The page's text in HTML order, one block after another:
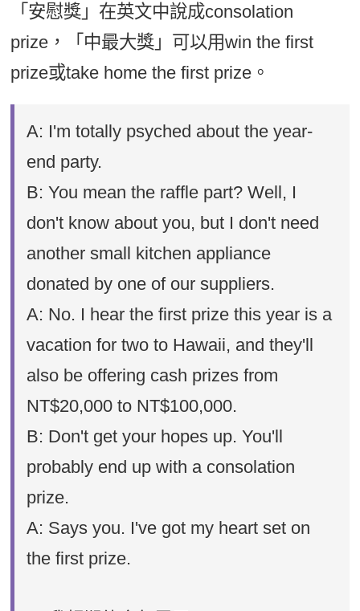
「安慰獎」在英文中說成consolation
prize，「中最大獎」可以用win the first
prize或take home the first prize。
A: I'm totally psyched about the year-
end party.
B: You mean the raffle part? Well, I
don't know about you, but I don't need
another small kitchen appliance
donated by one of our suppliers.
A: No. I hear the first prize this year is a
vacation for two to Hawaii, and they'll
also be offering cash prizes from
NT$20,000 to NT$100,000.
B: Don't get your hopes up. You'll
probably end up with a consolation
prize.
A: Says you. I've got my heart set on
the first prize.